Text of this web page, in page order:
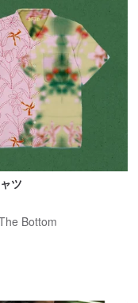
ツ
Bottom